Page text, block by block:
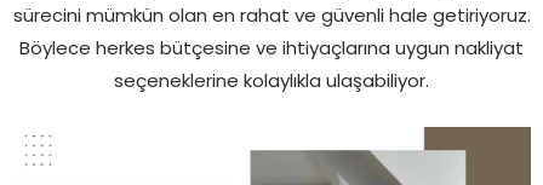
sürecini mümkün olan en rahat ve güvenli hale getiriyoruz.
Böylece herkes bütçesine ve ihtiyaçlarına uygun nakliyat
seçeneklerine kolaylıkla ulaşabiliyor.